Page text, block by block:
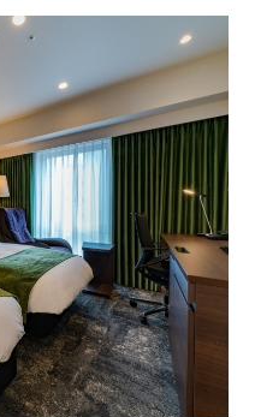
90㎝×180㎝）
도)
비 침대 설치(가능)
능합니다.